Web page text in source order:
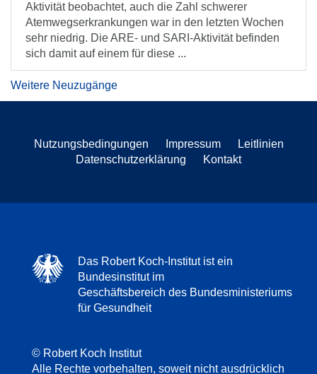
Aktivität beobachtet, auch die Zahl schwerer
Atemwegserkrankungen war in den letzten Wochen
sehr niedrig. Die ARE- und SARI-Aktivität befinden
sich damit auf einem für diese ...
Weitere Neuzugänge
Nutzungsbedingungen Impressum
Leitlinien
Datenschutzerklärung
Kontakt
Das Robert Koch-Institut ist ein
Bundesinstitut im
Geschäftsbereich des Bundesministeriums
für Gesundheit
© Robert Koch Institut
Alle Rechte vorbehalten, soweit nicht ausdrücklich